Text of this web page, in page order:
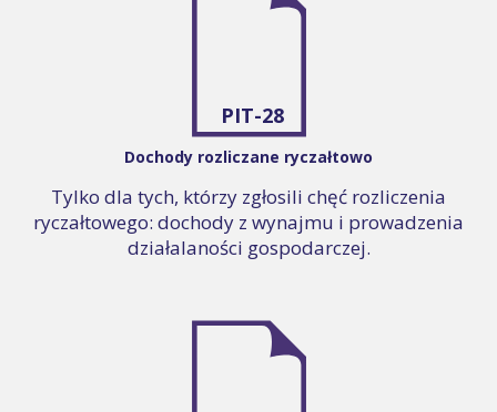
PIT-28
Dochody rozliczane ryczałtowo
Tylko dla tych, którzy zgłosili chęć rozliczenia
ryczałtowego: dochody z wynajmu i prowadzenia
działalaności gospodarczej.